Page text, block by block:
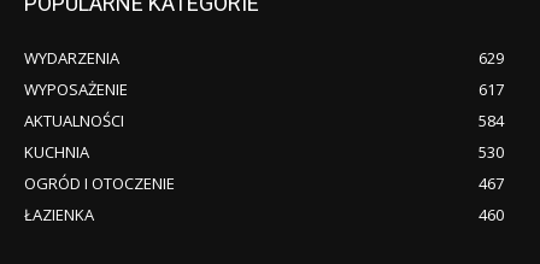
WYDARZENIA
629
WYPOSAŻENIE
617
AKTUALNOŚCI
584
KUCHNIA
530
OGRÓD I OTOCZENIE
467
ŁAZIENKA
460